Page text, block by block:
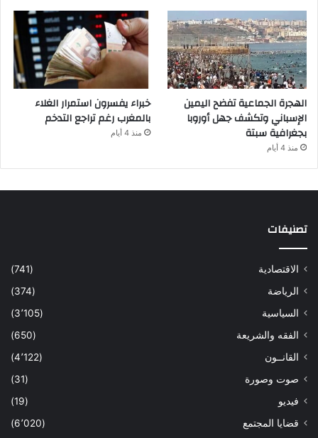
الهجرة الجماعية تفضح اليمين
الإسباني وتكشف جهل أوروبا
بجغرافية سبتة
منذ 4 أيام
خبراء يفسرون استمرار الغلاء
بالمغرب رغم تراجع التدخم
منذ 4 أيام
تصنيفات
الاقتصادية
(741)
الرياضة
(374)
السياسية
(3٬105)
الفقه والشريعة
(650)
القانــون
(4٬122)
صوت وصورة
(31)
فيديو
(19)
قضايا المجتمع
(6٬020)